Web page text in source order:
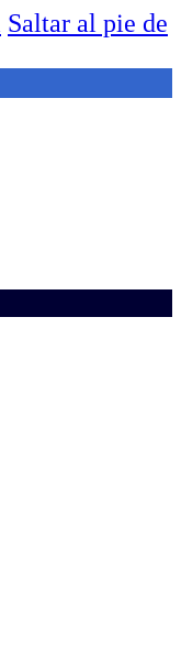
Saltar al pie de